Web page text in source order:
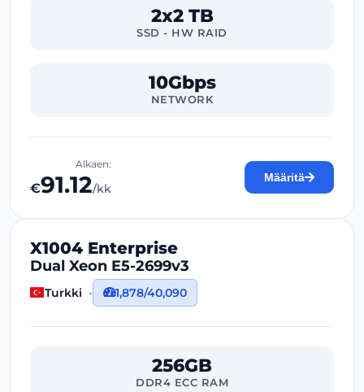
2x2 TB
SSD - HW RAID
10Gbps
NETWORK
Alkaen:
€91.12/kk
Määritä
X1004 Enterprise
Dual Xeon E5-2699v3
Turkki 1,878/40,090
256GB
DDR4 ECC RAM